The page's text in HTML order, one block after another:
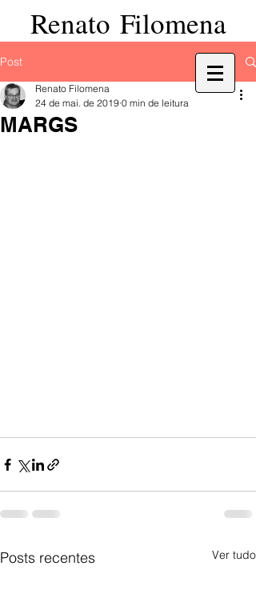
Renato Filomena
Post
MARGS
Renato Filomena
24 de mai. de 2019 0 min de leitura
Posts recentes Ver tudo